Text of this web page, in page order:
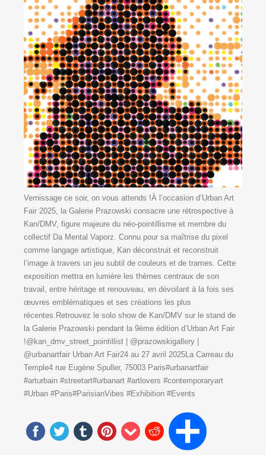
Vernissage ce soir, on vous attends !À l’occasion d’Urban Art
Fair 2025, la Galerie Prazowski consacre une rétrospective à
Kan/DMV, figure majeure du néo-pointillisme et membre du
collectif Da Mental Vaporz. Connu pour sa maîtrise du pixel
comme langage artistique, Kan déconstruit et reconstruit
l’image à travers un jeu subtil de couleurs et de trames. Cette
exposition mettra en lumière les thèmes centraux de son
travail, entre héritage et renouveau, en dévoilant à la fois ses
œuvres emblématiques et ses créations les plus
récentes.Retrouvez le solo show de Kan/DMV sur le stand de
la Galerie Prazowski pendant la 9ème édition d’Urban Art Fair
!@kan_dmv_street_pointillist | @prazowskigallery |
@urbanartfair Urban Art Fair24 au 27 avril 2025La Carreau du
Temple4 rue Eugène Spuller, 75003 Paris#urbanartfair
#arturbain #streetart#urbanart #artlovers #contemporaryart
#Urban #Paris#ParisianVibes #Exhibition #Events